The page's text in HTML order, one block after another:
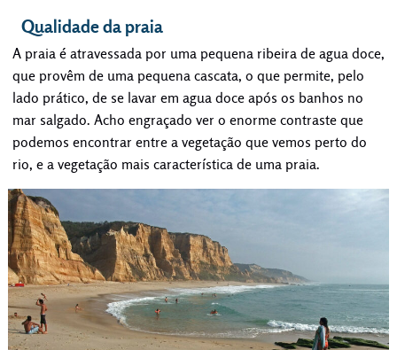
Qualidade da praia
A praia é atravessada por uma pequena ribeira de agua doce,
que provêm de uma pequena cascata, o que permite, pelo
lado prático, de se lavar em agua doce após os banhos no
mar salgado. Acho engraçado ver o enorme contraste que
podemos encontrar entre a vegetação que vemos perto do
rio, e a vegetação mais característica de uma praia.